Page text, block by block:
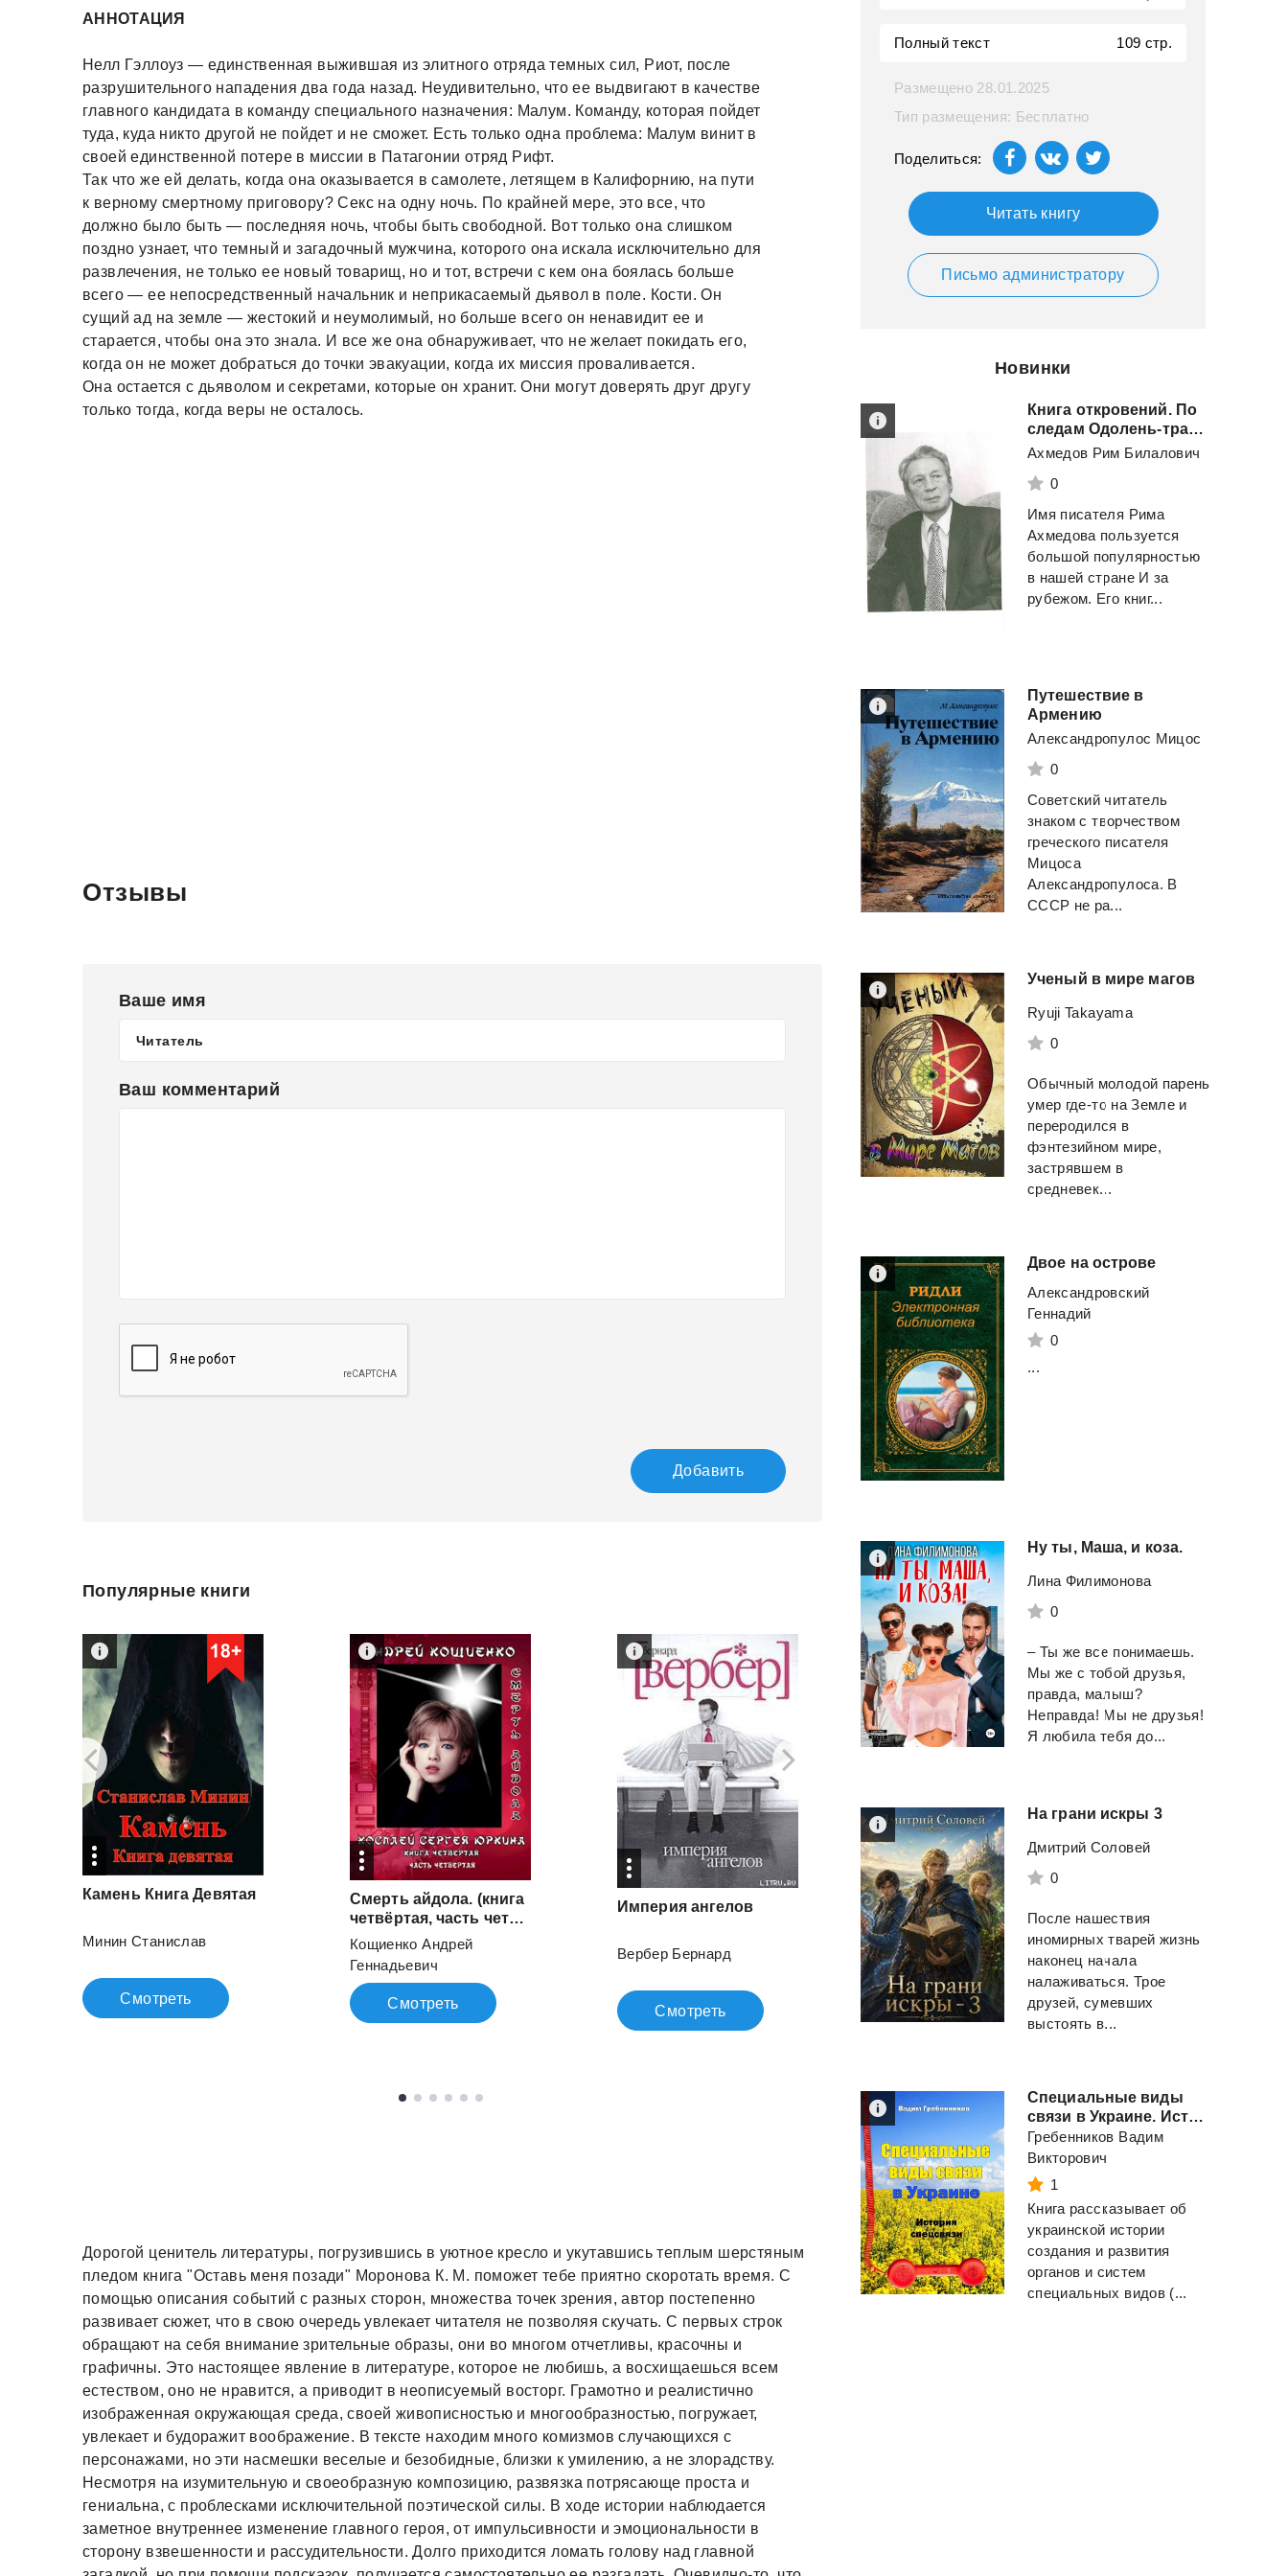
АННОТАЦИЯ
Нелл Гэллоуз — единственная выжившая из элитного отряда темных сил, Риот, после
разрушительного нападения два года назад. Неудивительно, что ее выдвигают в качестве
главного кандидата в команду специального назначения: Малум. Команду, которая пойдет
туда, куда никто другой не пойдет и не сможет. Есть только одна проблема: Малум винит в
своей единственной потере в миссии в Патагонии отряд Рифт.
Так что же ей делать, когда она оказывается в самолете, летящем в Калифорнию, на пути
к верному смертному приговору? Секс на одну ночь. По крайней мере, это все, что
должно было быть — последняя ночь, чтобы быть свободной. Вот только она слишком
поздно узнает, что темный и загадочный мужчина, которого она искала исключительно для
развлечения, не только ее новый товарищ, но и тот, встречи с кем она боялась больше
всего — ее непосредственный начальник и неприкасаемый дьявол в поле. Кости. Он
сущий ад на земле — жестокий и неумолимый, но больше всего он ненавидит ее и
старается, чтобы она это знала. И все же она обнаруживает, что не желает покидать его,
когда он не может добраться до точки эвакуации, когда их миссия проваливается.
Она остается с дьяволом и секретами, которые он хранит. Они могут доверять друг другу
только тогда, когда веры не осталось.
Отзывы
Ваше имя
Ваш комментарий
Добавить
Популярные книги
Камень Книга Девятая
Минин Станислав
Смотреть
Смерть айдола. (книга
четвёртая, часть четвёртая)
Кощиенко Андрей
Геннадьевич
Смотреть
Империя ангелов
Вербер Бернард
Смотреть
БУКВАРЬ
Жукова Н. С.
Смотреть
Дорогой ценитель литературы, погрузившись в уютное кресло и укутавшись теплым шерстяным
пледом книга "Оставь меня позади" Моронова К. М. поможет тебе приятно скоротать время. С
помощью описания событий с разных сторон, множества точек зрения, автор постепенно
развивает сюжет, что в свою очередь увлекает читателя не позволяя скучать. С первых строк
обращают на себя внимание зрительные образы, они во многом отчетливы, красочны и
графичны. Это настоящее явление в литературе, которое не любишь, а восхищаешься всем
естеством, оно не нравится, а приводит в неописуемый восторг. Грамотно и реалистично
изображенная окружающая среда, своей живописностью и многообразностью, погружает,
увлекает и будоражит воображение. В тексте находим много комизмов случающихся с
персонажами, но эти насмешки веселые и безобидные, близки к умилению, а не злорадству.
Несмотря на изумительную и своеобразную композицию, развязка потрясающе проста и
гениальна, с проблесками исключительной поэтической силы. В ходе истории наблюдается
заметное внутреннее изменение главного героя, от импульсивности и эмоциональности в
сторону взвешенности и рассудительности. Долго приходится ломать голову над главной
Полный текст 109 стр.
Размещено 28.01.2025
Тип размещения: Бесплатно
Поделиться:
Читать книгу
Письмо администратору
Новинки
Книга откровений. По
следам Одолень-травы
Ахмедов Рим Билалович
0
Имя писателя Рима
Ахмедова пользуется
большой популярностью
в нашей стране И за
рубежом. Его книг...
Путешествие в
Армению
Александропулос Мицос
0
Советский читатель
знаком с творчеством
греческого писателя
Мицоса
Александропулоса. В
СССР не ра...
Ученый в мире магов
Ryuji Takayama
0
Обычный молодой парень
умер где-то на Земле и
переродился в
фэнтезийном мире,
застрявшем в
средневек...
Двое на острове
Александровский
Геннадий
0
...
Ну ты, Маша, и коза.
Лина Филимонова
0
– Ты же все понимаешь.
Мы же с тобой друзья,
правда, малыш?
Неправда! Мы не друзья!
Я любила тебя до...
На грани искры 3
Дмитрий Соловей
0
После нашествия
иномирных тварей жизнь
наконец начала
налаживаться. Трое
друзей, сумевших
выстоять в...
Специальные виды
связи в Украине. История спецсвязи
Гребенников Вадим
Викторович
1
Книга рассказывает об
украинской истории
создания и развития
органов и систем
специальных видов (...